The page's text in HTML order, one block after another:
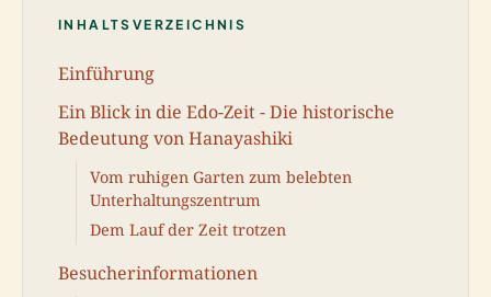
INHALTSVERZEICHNIS
Einführung
Ein Blick in die Edo-Zeit - Die historische
Bedeutung von Hanayashiki
Vom ruhigen Garten zum belebten
Unterhaltungszentrum
Dem Lauf der Zeit trotzen
Besucherinformationen